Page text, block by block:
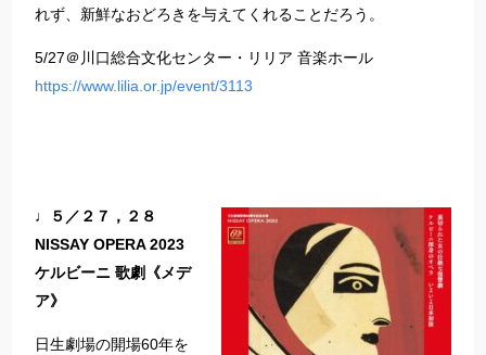
れず、新鮮なおどろきを与えてくれることだろう。
5/27＠川口総合文化センター・リリア 音楽ホール
https://www.lilia.or.jp/event/3113
♩５／２７，２８
NISSAY OPERA 2023
ケルビーニ 歌劇《メデ
ア》
日生劇場の開場60年を